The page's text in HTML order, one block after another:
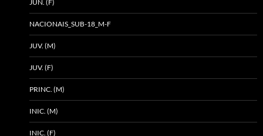
JUN. (F)
NACIONAIS_SUB-18_M-F
JUV. (M)
JUV. (F)
PRINC. (M)
INIC. (M)
INIC. (F)